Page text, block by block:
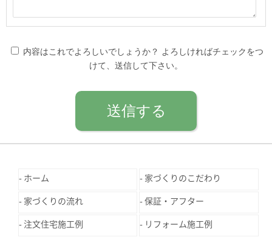
内容はこれでよろしいでしょうか？ よろしければチェックをつ
けて、送信して下さい。
ホーム 家づくりのこだわり
家づくりの流れ 保証・アフター
注文住宅施工例 リフォーム施工例